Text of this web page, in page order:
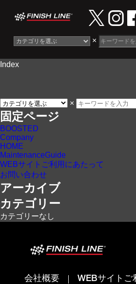
×
Information
Maintenance Guide
Contact
Index
×
固定ページ
BOOSTED
Company
HOME
MaintenanceGuide
WEBサイトご利用にあたって
お問い合わせ
アーカイブ
カテゴリー
カテゴリーなし
会社概要
WEBサイトご